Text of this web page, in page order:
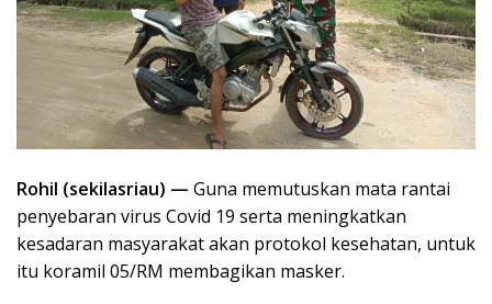
Rohil (sekilasriau) — Guna memutuskan mata rantai
penyebaran virus Covid 19 serta meningkatkan
kesadaran masyarakat akan protokol kesehatan, untuk
itu koramil 05/RM membagikan masker.